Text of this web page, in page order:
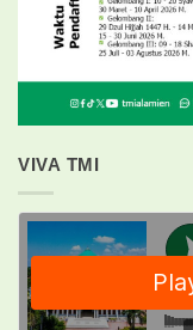
VIVA TMI